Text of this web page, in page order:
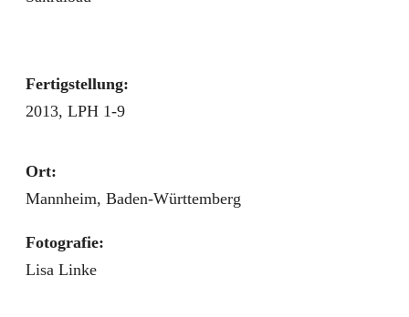
Fertigstellung:
2013, LPH 1-9
Ort:
Mannheim, Baden-Württemberg
Fotografie:
Lisa Linke